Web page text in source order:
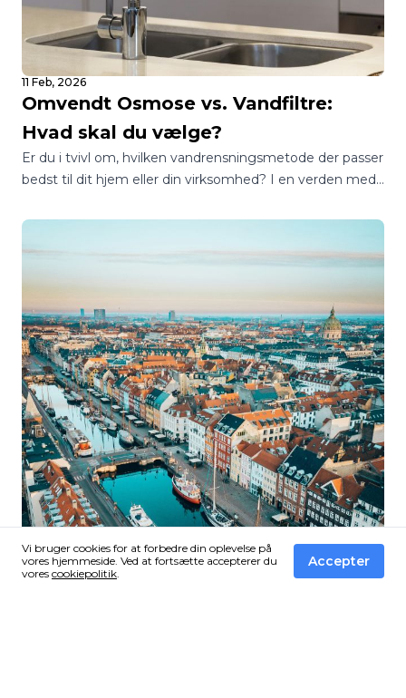
11 Feb, 2026
Omvendt Osmose vs. Vandfiltre:
Hvad skal du vælge?
Er du i tvivl om, hvilken vandrensningsmetode der passer
bedst til dit hjem eller din virksomhed? I en verden med
rundt i, hvordan man sikrer sig adgang til rent og sikkert
Vi bruger cookies for at forbedre din oplevelse på
vores hjemmeside. Ved at fortsætte accepterer du
vores cookiepolitik.
Accepter